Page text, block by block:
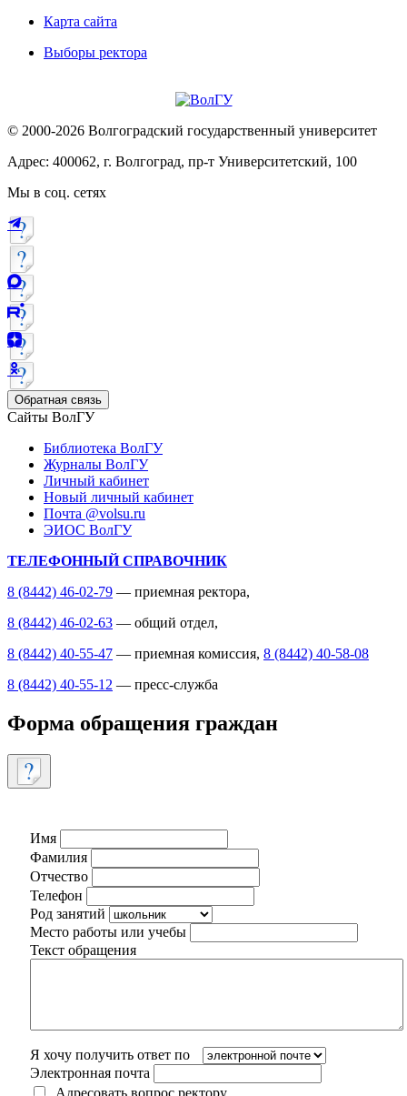
Карта сайта
Выборы ректора
© 2000-2026 Волгоградский государственный университет
Адрес: 400062, г. Волгоград, пр-т Университетский, 100
Мы в соц. сетях
Обратная связь
Сайты ВолГУ
Библиотека ВолГУ
Журналы ВолГУ
Личный кабинет
Новый личный кабинет
Почта @volsu.ru
ЭИОС ВолГУ
ТЕЛЕФОННЫЙ СПРАВОЧНИК
8 (8442) 46-02-79 — приемная ректора,
8 (8442) 46-02-63 — общий отдел,
8 (8442) 40-55-47 — приемная комиссия, 8 (8442) 40-58-08
8 (8442) 40-55-12 — пресс-служба
Форма обращения граждан
Имя
Фамилия
Отчество
Телефон
Род занятий
Место работы или учебы
Текст обращения
Я хочу получить ответ по
Электронная почта